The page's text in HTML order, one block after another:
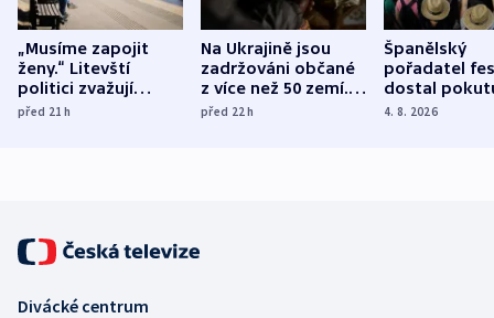
„Musíme zapojit
ženy.“ Litevští
politici zvažují
dohodu o
před 21h
Na Ukrajině jsou
zadržováni občané
z více než 50 zemí.
Bojovali na straně
před 22h
Španělský
pořadatel
dostal
nekalé
4. 8. 2026
Divácké centrum